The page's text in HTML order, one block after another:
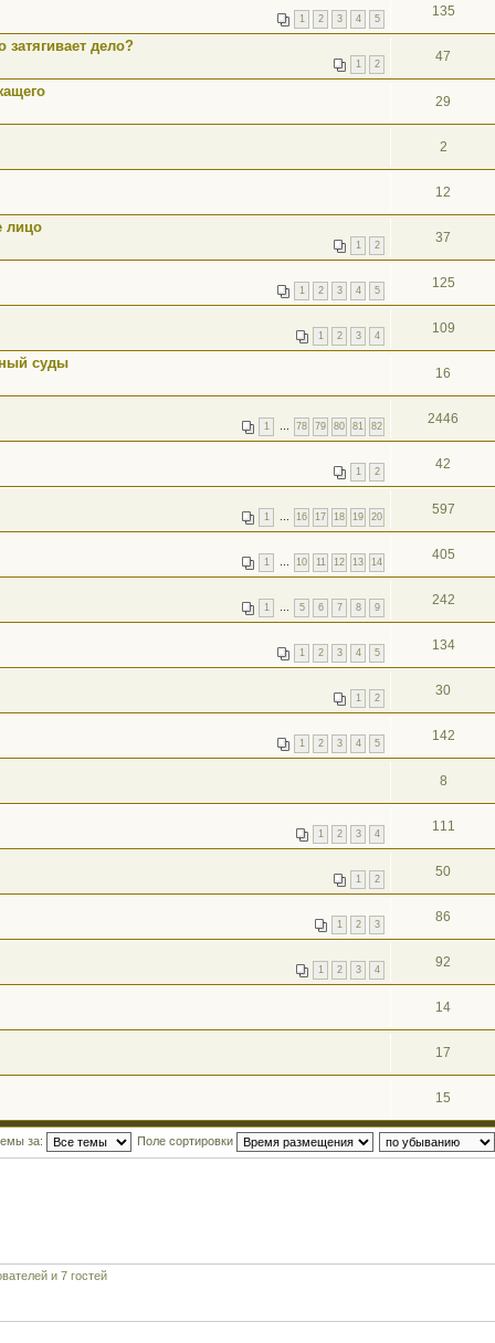
1 2 3 4 5 135
дело?
1 2 47
29
2
12
лицо
1 2 37
1 2 3 4 5 125
1 2 3 4 109
суды
16
1 … 78 79 80 81 82 2446
1 2 42
1 … 16 17 18 19 20 597
1 … 10 11 12 13 14 405
1 … 5 6 7 8 9 242
1 2 3 4 5 134
1 2 30
1 2 3 4 5 142
8
1 2 3 4 111
1 2 50
1 2 3 86
1 2 3 4 92
14
17
15
за: Поле сортировки
и 7 гостей